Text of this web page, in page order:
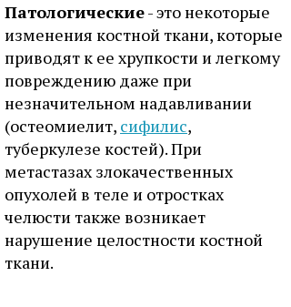
Патологические- это некоторые
изменения костной ткани, которые
приводят к ее хрупкости и легкому
повреждению даже при
незначительном надавливании
(остеомиелит, сифилис,
туберкулезе костей). При
метастазах злокачественных
опухолей в теле и отростках
челюсти также возникает
нарушение целостности костной
ткани.